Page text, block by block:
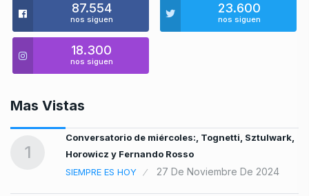
87.554
nos siguen
23.600
nos siguen
18.300
nos siguen
Mas Vistas
1
Conversatorio de miércoles:, Tognetti, Sztulwark,
Horowicz y Fernando Rosso
SIEMPRE ES HOY
27 De Noviembre De 2024